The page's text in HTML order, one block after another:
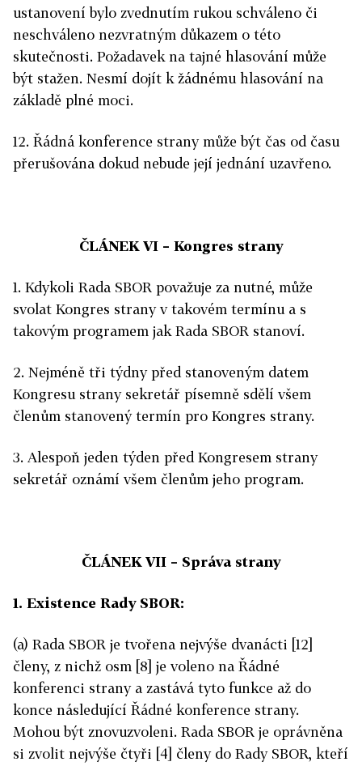
ustanovení bylo zvednutím rukou schváleno či
neschváleno nezvratným důkazem o této
skutečnosti. Požadavek na tajné hlasování může
být stažen. Nesmí dojít k žádnému hlasování na
základě plné moci.
12. Řádná konference strany může být čas od času
přerušována dokud nebude její jednání uzavřeno.
ČLÁNEK VI – Kongres strany
1. Kdykoli Rada SBOR považuje za nutné, může
svolat Kongres strany v takovém termínu a s
takovým programem jak Rada SBOR stanoví.
2. Nejméně tři týdny před stanoveným datem
Kongresu strany sekretář písemně sdělí všem
členům stanovený termín pro Kongres strany.
3. Alespoň jeden týden před Kongresem strany
sekretář oznámí všem členům jeho program.
ČLÁNEK VII – Správa strany
1. Existence Rady SBOR:
(a) Rada SBOR je tvořena nejvýše dvanácti [12]
členy, z nichž osm [8] je voleno na Řádné
konferenci strany a zastává tyto funkce až do
konce následující Řádné konference strany.
Mohou být znovuzvoleni. Rada SBOR je oprávněna
si zvolit nejvýše čtyři [4] členy do Rady SBOR, kteří